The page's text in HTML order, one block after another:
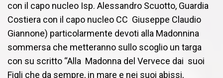
con il capo nucleo Isp. Alessandro Scuotto, Guardia
Costiera con il capo nucleo CC Giuseppe Claudio
Giannone) particolarmente devoti alla Madonnina
sommersa che metteranno sullo scoglio un targa
con su scritto “Alla Madonna del Vervece dai suoi
Figli che da sempre, in mare e nei suoi abissi,